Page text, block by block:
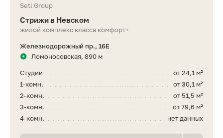
Setl Group
Стрижи в Невском
жилой комплекс класса комфорт+
Железнодорожный пр., 16Е
Ломоносовская, 890 м
от 24,1 м²
Студии
от 30,1 м²
1-комн.
от 51,5 м²
2-комн.
от 79,6 м²
3-комн.
нет данных
4-комн.